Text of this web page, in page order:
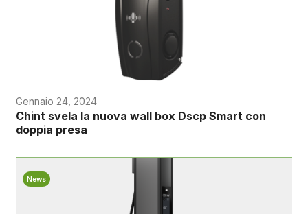
Gennaio 24, 2024
Chint svela la nuova wall box Dscp Smart con
doppia presa
News